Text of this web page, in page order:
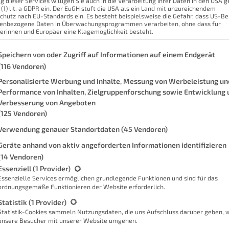
findest du Inspiration
vernetztes Paradies zu
gemeinsam die
Home-Träume wahr
Vorname
lit. a GDPR ein. Der EuGH stuft die USA als ein Land mit unzureichendem
nach EU-Standards ein. Es besteht beispielsweise die Gefahr, dass US-
Daten in Überwachungsprogrammen verarbeiten, ohne dass für
und Europäer eine Klagemöglichkeit besteht.
finden Sie eine Liste der Zwecke des IAB Transparency and
von oder Zugriff auf Informationen auf einem Endgerät
Vendoren)
Werbung und Inhalte, Messung von Werbeleistung
von Inhalten, Zielgruppenforschung sowie Entwicklung
von Angeboten
Vendoren)
genauer Standortdaten(45 Vendoren)
anhand von aktiv angeforderten Informationen identifizieren
Vendoren)
eine Liste der Service-Gruppen, für die eine Einwilligung erteilt
(1 Provider)
Services ermöglichen grundlegende Funktionen und sind für das
Funktionieren der Website erforderlich.
(1 Provider)
Cookies sammeln Nutzungsdaten, die uns Aufschluss darüber geben,
Besucher mit unserer Website umgehen.